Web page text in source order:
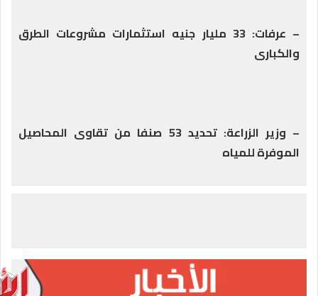
– عرفات: 33 مليار جنيه استثمارات مشروعات الطرق
والكبارى
– وزير الزراعة: تحديد 53 صنفا من تقاوى المحاصيل
الموفرة للمياه